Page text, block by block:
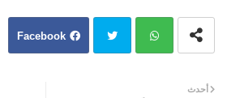
Facebook
أحدث